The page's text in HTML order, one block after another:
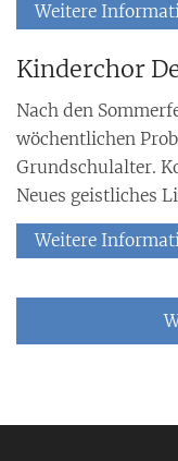
Weitere
Kinderchor
Nach den
wöchentlichen
Grundschulalter.
Neues geistliches
Weitere